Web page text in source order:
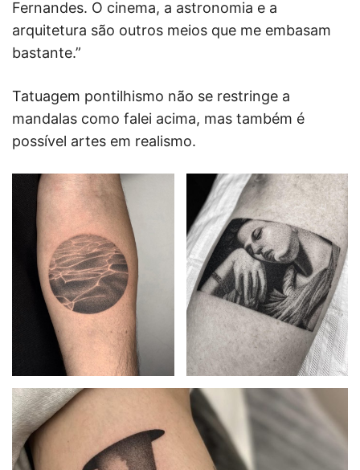
Fernandes. O cinema, a astronomia e a
arquitetura são outros meios que me embasam
bastante.”
Tatuagem pontilhismo não se restringe a
mandalas como falei acima, mas também é
possível artes em realismo.